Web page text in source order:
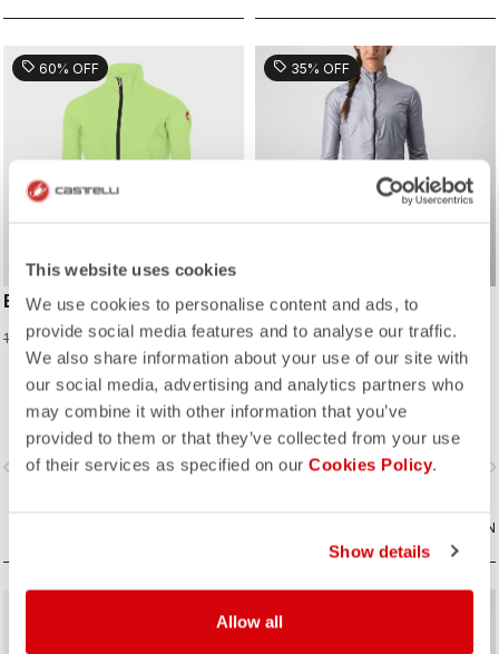
This website uses cookies
We use cookies to personalise content and ads, to
provide social media features and to analyse our traffic.
We also share information about your use of our site with
our social media, advertising and analytics partners who
may combine it with other information that you’ve
provided to them or that they’ve collected from your use
of their services as specified on our Cookies Policy.
Show details
Allow all
sell 60% OFF
EMERGENCY W JACKET
139,95 € 55,98 €
navigate_next
sell 35% OFF
ARIA SHELL W JACKET
129,95 € 84,47 €
Eine extrem leichte, gut verstaubare
Windjacke, mit körpernaher
Passform dank atmungsaktiver
Stretch-Einsätze. Damit können Sie
den Temperaturbereich Ihres
navigate_before
VERGLEICHEN